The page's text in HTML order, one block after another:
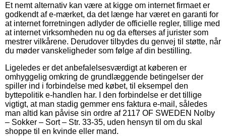
Et nemt alternativ kan være at kigge om internet firmaet er
godkendt af e-mærket, da det længe har været en garanti for
at internet forretningen adlyder de officielle regler, tillige med
at internet virksomheden nu og da efterses af jurister som
mestrer vilkårene. Derudover tilbydes du genvej til støtte, når
du møder vanskeligheder som følge af din bestilling.
Ligeledes er det anbefalelsesværdigt at køberen er
omhyggelig omkring de grundlæggende betingelser der
spiller ind i forbindelse med købet, til eksempel den
byttepolitik e-handlen har. I den forbindelse er det tillige
vigtigt, at man stadig gemmer ens faktura e-mail, således
man altid kan påvise sin ordre af 2117 OF SWEDEN Nolby
– Sokker – Sort – Str. 33-35, uden hensyn til om du skal
shoppe til en kvinde eller mand.